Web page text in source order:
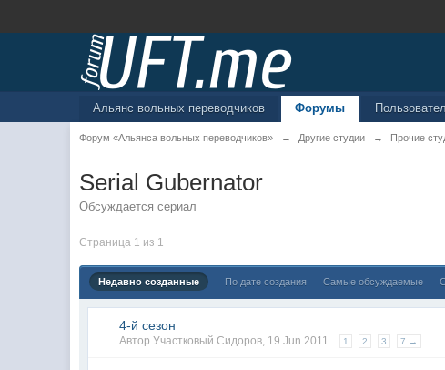
Альянс вольных переводчиков Форумы
Форум «Альянса вольных переводчиков» → Другие студии → Прочие
Serial Gubernator
Обсуждается сериал
Страница 1 из 1
Недавно созданные По дате создания Самые обсуждаемые
4-й сезон
АвторУчастковый Сидоров, 19 Jun 2011 1 2 3 7 →